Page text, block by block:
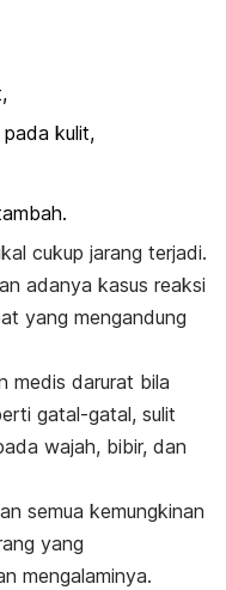
,
kulit,
cukup jarang terjadi.
adanya kasus reaksi
yang mengandung
medis darurat bila
gatal-gatal, sulit
wajah, bibir, dan
semua kemungkinan
yang
mengalaminya.